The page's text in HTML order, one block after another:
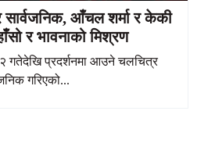
सार्वजनिक, आँचल शर्मा र केकी
र भावनाको मिश्रण
गतेदेखि प्रदर्शनमा आउने चलचित्र
गरिएको...